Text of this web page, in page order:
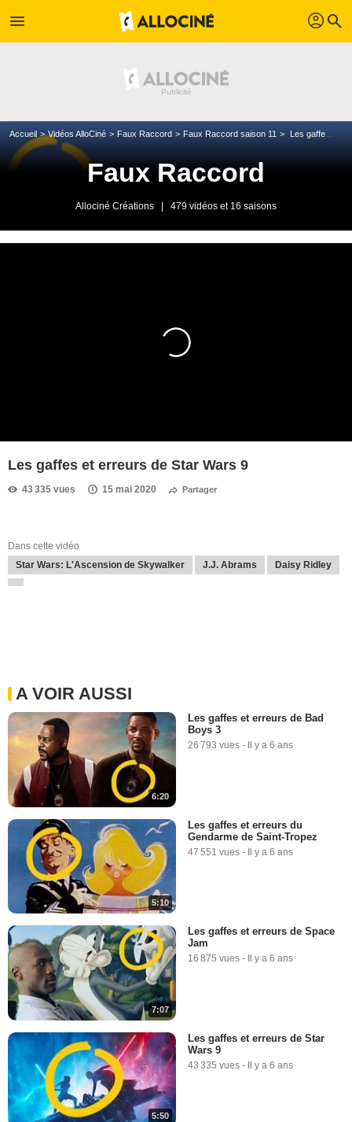
menu profil search
Accueil Vidéos AlloCiné Faux Raccord Faux Raccord saison 11 Les gaffes et erreurs de Star Wars 9
Faux Raccord
Allociné Créations 479 vidéos et 16 saisons
Les gaffes et erreurs de Star Wars 9
43 335 vues 15 mai 2020 Partager
Dans cette vidéo
Star Wars: L'Ascension de Skywalker
J.J. Abrams Daisy Ridley
A VOIR AUSSI
6:20
Les gaffes et erreurs de Bad
Boys 3
26 793 vues - Il y a 6 ans
5:10
Les gaffes et erreurs du
Gendarme de Saint-Tropez
47 551 vues - Il y a 6 ans
7:07
Les gaffes et erreurs de Space
Jam
16 875 vues - Il y a 6 ans
5:50
Les gaffes et erreurs de Star
Wars 9
43 335 vues - Il y a 6 ans